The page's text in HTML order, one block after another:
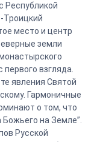
Республикой
Троицкий
место и центр
земли
взгляда.
явления Святой
Гармоничные
о том, что
на Земле”.
Русской